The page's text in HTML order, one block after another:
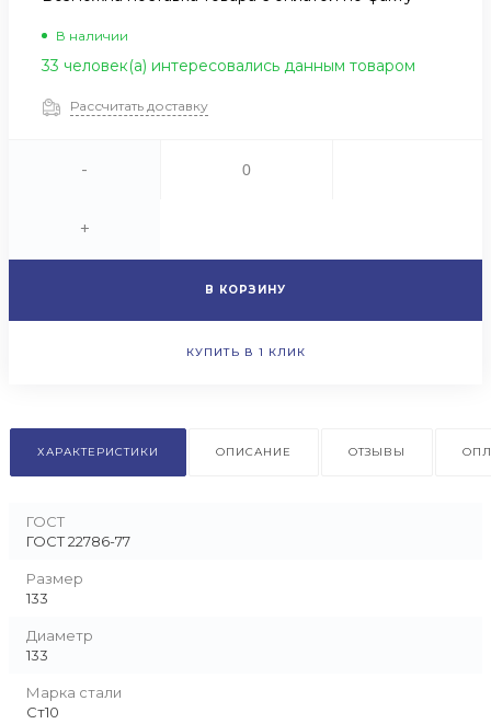
В наличии
33 человек(а) интересовались данным товаром
Рассчитать доставку
-
+
В КОРЗИНУ
КУПИТЬ В 1 КЛИК
ХАРАКТЕРИСТИКИ ОПИСАНИЕ ОТЗЫВЫ
ГОСТ
ГОСТ 22786-77
Размер
133
Диаметр
133
Марка стали
Ст10